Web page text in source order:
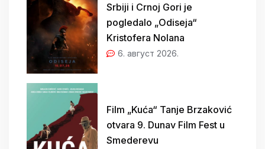
Srbiji i Crnoj Gori je
pogledalo „Odiseja“
Kristofera Nolana
6. август 2026.
Film „Kuća“ Tanje Brzaković
otvara 9. Dunav Film Fest u
Smederevu